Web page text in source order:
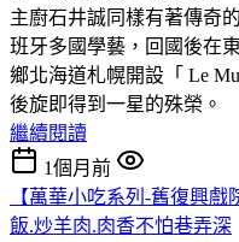
主廚石井誠同樣有著傳奇
班牙多國學藝，回國後在
鄉北海道札幌開設「 Le
後旋即得到一星的殊榮。
繼續閱讀
1個月前
【萬華小吃系列-舊復興
飯.炒羊肉.肉香不怕巷弄深